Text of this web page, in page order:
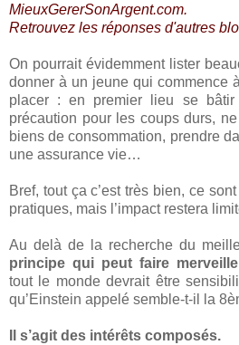
MieuxGererSonArgent.com.
Retrouvez les réponses d'autres
On pourrait évidemment lister
donner à un jeune qui commence
placer : en premier lieu se
précaution pour les coups durs,
biens de consommation, prendre
une assurance vie…
Bref, tout ça c’est très bien, ce
pratiques, mais l’impact restera
Au delà de la recherche du
principe qui peut faire
tout le monde devrait être
qu’Einstein appelé semble-t-il la
Il s’agit des intérêts composés.